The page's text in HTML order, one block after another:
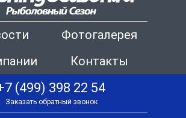
Фотогалерея
Контакты
(499) 398 22 54
Заказать обратный звонок